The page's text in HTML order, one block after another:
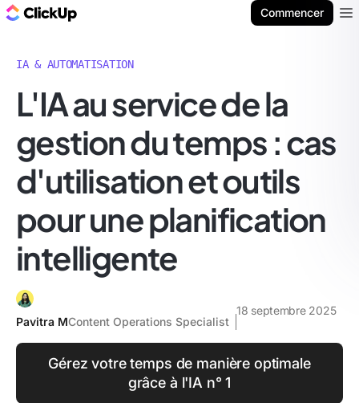
Commencer
IA & AUTOMATISATION
L'IA au service de la
gestion du temps : cas
d'utilisation et outils
pour une planification
intelligente
Pavitra MContent Operations Specialist
18 septembre 2025
Gérez votre temps de manière optimale
grâce à l'IA n° 1